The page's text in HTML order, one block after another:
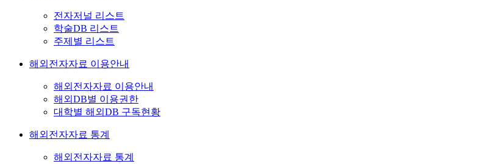
전자저널 리스트
학술DB 리스트
주제별 리스트
해외전자자료 이용안내
해외전자자료 이용안내
해외DB별 이용권한
대학별 해외DB 구독현황
해외전자자료 통계
해외전자자료 통계